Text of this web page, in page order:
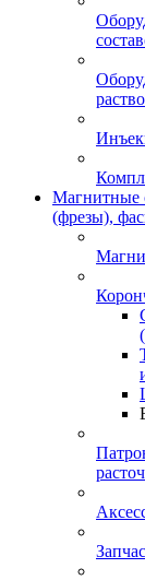
Магнитные
(фрезы),